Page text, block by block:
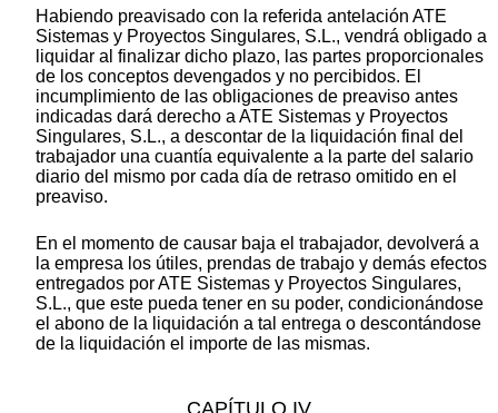
Habiendo preavisado con la referida antelación ATE
Sistemas y Proyectos Singulares, S.L., vendrá obligado a
liquidar al finalizar dicho plazo, las partes proporcionales
de los conceptos devengados y no percibidos. El
incumplimiento de las obligaciones de preaviso antes
indicadas dará derecho a ATE Sistemas y Proyectos
Singulares, S.L., a descontar de la liquidación final del
trabajador una cuantía equivalente a la parte del salario
diario del mismo por cada día de retraso omitido en el
preaviso.
En el momento de causar baja el trabajador, devolverá a
la empresa los útiles, prendas de trabajo y demás efectos
entregados por ATE Sistemas y Proyectos Singulares,
S.L., que este pueda tener en su poder, condicionándose
el abono de la liquidación a tal entrega o descontándose
de la liquidación el importe de las mismas.
CAPÍTULO IV